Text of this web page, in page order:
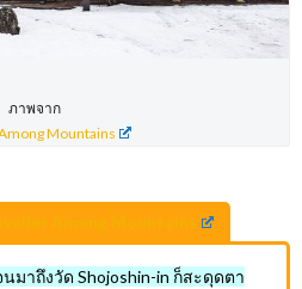
ภาพจาก
Mountains
มาถึงวัด Shojoshin-in ก็สะดุดตา